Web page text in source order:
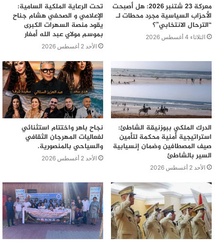
معركة 23 شتنبر 2026: هل أصبحت
الأحزاب السياسية مجرد محطات لـ
“الترحال الانتخابي”؟
الثلاثاء 4 أغسطس 2026
تحت الرعاية الملكية السامية:
الإعلامي و الصحفي هشام جناح
يقود منصة السهرات الكبرى
بموسم مولاي عبد الله أمغار
الأحد 2 أغسطس 2026
الدرك الملكي ببوزنيقة الشاطئ:
استراتيجية أمنية محكمة لتأمين
صيف المصطافين وضمان إنسيابية
السير بالشاطئ
الأحد 2 أغسطس 2026
نجاح باهر واختتام استثنائي
لفعاليات المهرجان الثقافي
والسياحي بالمنصورية.
الأحد 2 أغسطس 2026